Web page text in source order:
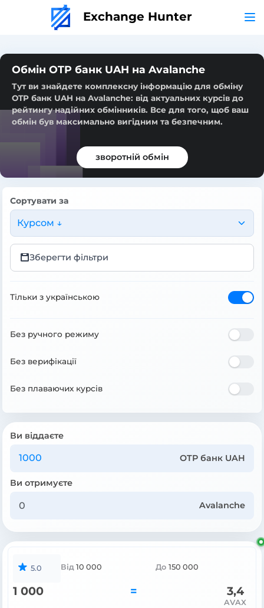
Exchange Hunter
Обмін OTP банк UAH на Avalanche
Тут ви знайдете комплексну інформацію для обміну
OTP банк UAH на Avalanche: від актуальних курсів до
рейтингу надійних обмінників. Все для того, щоб ваш
обмін був максимально вигідним та безпечним.
зворотній обмін
Сортувати за
Курсом ↓
Зберегти фільтри
Тільки з українською
Без ручного режиму
Без верифікації
Без плаваючих курсів
Ви віддаєте
OTP банк UAH
Ви отримуєте
Avalanche
5.0 Від 10 000 До 150 000
1 000 = 3,4
AVAX